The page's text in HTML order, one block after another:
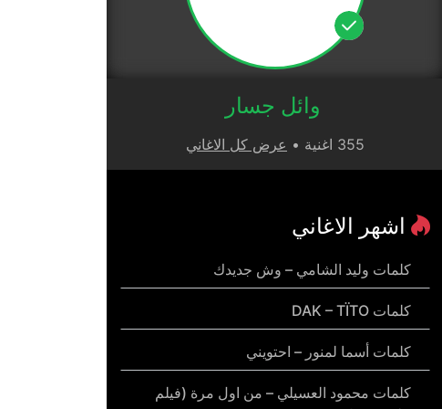
وائل جسار
355 اغنية • عرض كل الاغاني
اشهر الاغاني
كلمات وليد الشامي – وش جديدك
كلمات DAK – TÏTO
كلمات أسما لمنور – احتويني
كلمات محمود العسيلي – من اول مرة (فيلم